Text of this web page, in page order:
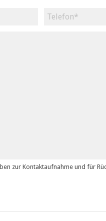
zur Kontaktaufnahme und für